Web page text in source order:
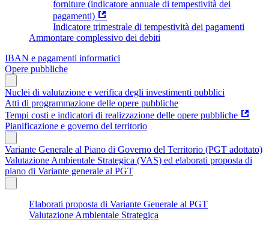
forniture (indicatore annuale di tempestività dei
pagamenti)
Indicatore trimestrale di tempestività dei pagamenti
Ammontare complessivo dei debiti
IBAN e pagamenti informatici
Opere pubbliche
Nuclei di valutazione e verifica degli investimenti pubblici
Atti di programmazione delle opere pubbliche
Tempi costi e indicatori di realizzazione delle opere pubbliche
Pianificazione e governo del territorio
Variante Generale al Piano di Governo del Territorio (PGT adottato)
Valutazione Ambientale Strategica (VAS) ed elaborati proposta di
piano di Variante generale al PGT
Elaborati proposta di Variante Generale al PGT
Valutazione Ambientale Strategica